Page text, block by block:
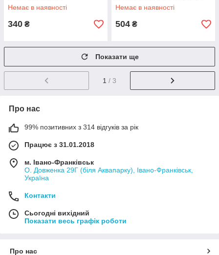
Немає в наявності
340 ₴
Немає в наявності
504 ₴
Показати ще
1 / 3
Про нас
99% позитивних з 314 відгуків за рік
Працює з 31.01.2018
м. Івано-Франківськ
О. Довженка 29Г (біля Аквапарку), Івано-Франківськ,
Україна
Контакти
Сьогодні вихідний
Показати весь графік роботи
Про нас